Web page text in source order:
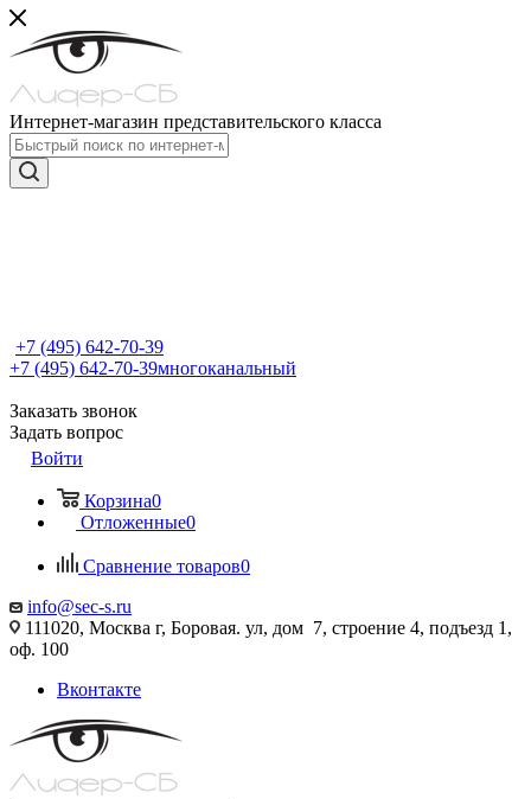
Интернет-магазин представительского класса
+7 (495) 642-70-39
+7 (495) 642-70-39многоканальный
Заказать звонок
Задать вопрос
Войти
Корзина0
Отложенные0
Сравнение товаров0
info@sec-s.ru
111020, Москва г, Боровая. ул, дом 7, строение 4, подъезд 1,
оф. 100
Вконтакте